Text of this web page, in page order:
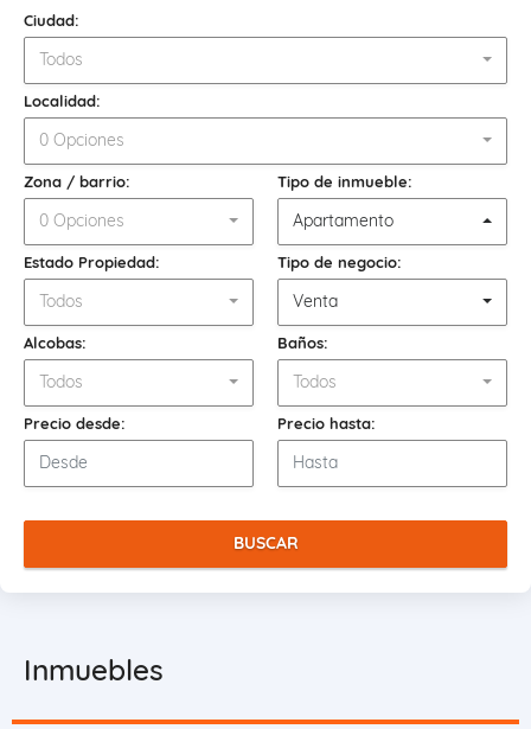
Ciudad:
Todos
Localidad:
0 Opciones
Zona / barrio:
0 Opciones
Tipo de inmueble:
Apartamento
Estado Propiedad:
Todos
Tipo de negocio:
Venta
Alcobas:
Todos
Baños:
Todos
Precio desde: Precio hasta:
BUSCAR
Inmuebles